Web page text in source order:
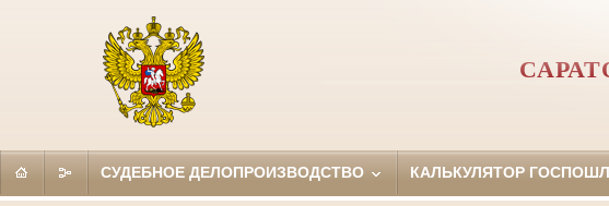
СУДЕБНОЕ ДЕЛОПРОИЗВОДСТВО КАЛЬКУЛЯТОР